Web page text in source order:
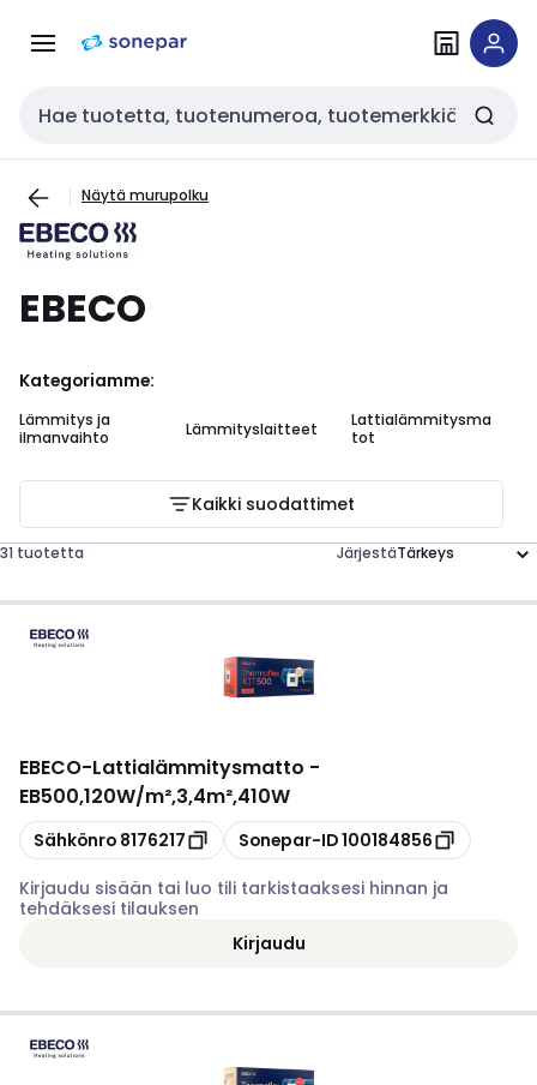
navigointiinsisältöön
Haku
Näytä murupolku
EBECO
Kategoriamme:
Lämmitys ja
ilmanvaihto
Lämmityslaitteet
Lattialämmitysma
tot
Kaikki suodattimet
31 tuotetta Järjestä
EBECO-Lattialämmitysmatto -
EB500,120W/m²,3,4m²,410W
Kopioi
Sähkönro 8176217 Kopioi
Sonepar-ID100184856
Kirjaudu sisään tai luo tili tarkistaaksesi hinnan ja
tehdäksesi tilauksen
Kirjaudu